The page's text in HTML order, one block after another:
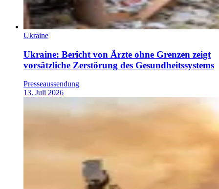
Ukraine
Ukraine: Bericht von Ärzte ohne Grenzen zeigt
vorsätzliche Zerstörung des Gesundheitssystems
Presseaussendung
13. Juli 2026